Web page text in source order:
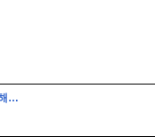
이번 여름 휴가, 어디로 갈지 고민이라면? 동해안 해수욕장 개폐장 일정 지금 바로 확인해 보세요!